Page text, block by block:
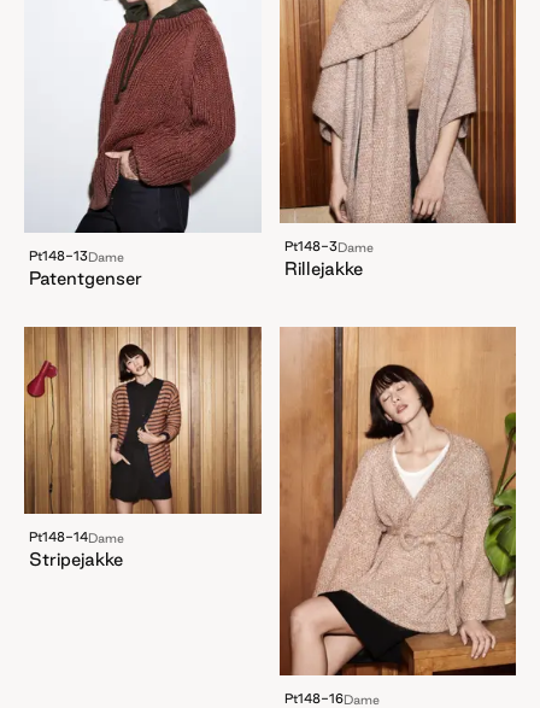
Pt148-13Dame
Patentgenser
Pt148-3Dame
Rillejakke
Pt148-14Dame
Stripejakke
Pt148-16Dame